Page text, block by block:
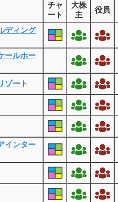
チャ
ート
大株
主
役員
ディング
ールホー
ゾート
インター